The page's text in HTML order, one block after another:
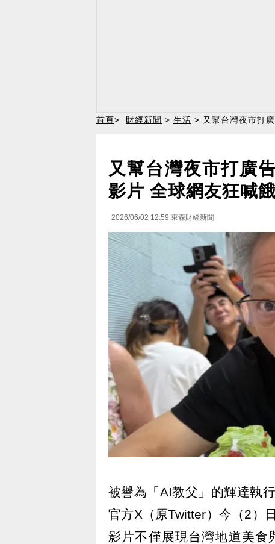
首頁> 財經新聞 > 生活 > 又幫台灣夜市打
又幫台灣夜市打廣
影片 全球網友狂喊餓
2026/06/02 12:59 東森財經新聞
被譽為「AI教父」的輝達執
官方X（原Twitter）今（2）
影片不僅展現台灣地道美食